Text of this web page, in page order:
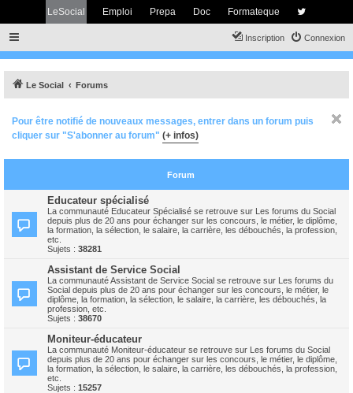
LeSocial Emploi Prepa Doc Formateque
Connexion
Inscription
Le Social Forums
Pour être notifié de nouveaux messages, entrer dans un forum puis
cliquer sur "S'abonner au forum" (+ infos)
Forum
Educateur spécialisé
La communauté Educateur Spécialisé se retrouve sur Les forums du Social
depuis plus de 20 ans pour échanger sur les concours, le métier, le diplôme,
la formation, la sélection, le salaire, la carrière, les débouchés, la profession,
etc.
Sujets : 38281
Assistant de Service Social
La communauté Assistant de Service Social se retrouve sur Les forums du
Social depuis plus de 20 ans pour échanger sur les concours, le métier, le
diplôme, la formation, la sélection, le salaire, la carrière, les débouchés, la
profession, etc.
Sujets : 38670
Moniteur-éducateur
La communauté Moniteur-éducateur se retrouve sur Les forums du Social
depuis plus de 20 ans pour échanger sur les concours, le métier, le diplôme,
la formation, la sélection, le salaire, la carrière, les débouchés, la profession,
etc.
Sujets : 15257